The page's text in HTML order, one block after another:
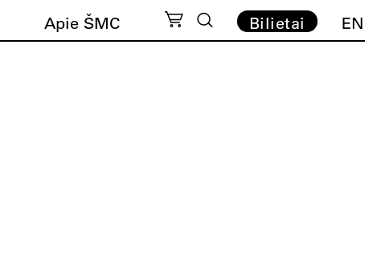
Apie ŠMC Bilietai EN